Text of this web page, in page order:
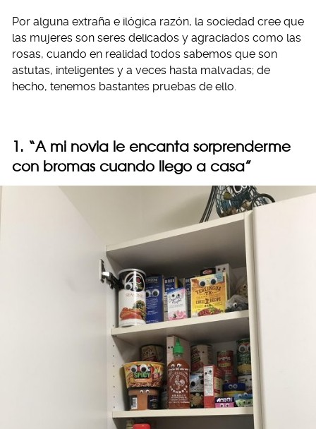
Por alguna extraña e ilógica razón, la sociedad cree que
las mujeres son seres delicados y agraciados como las
rosas, cuando en realidad todos sabemos que son
astutas, inteligentes y a veces hasta malvadas; de
hecho, tenemos bastantes pruebas de ello.
1. “A mi novia le encanta sorprenderme
con bromas cuando llego a casa”